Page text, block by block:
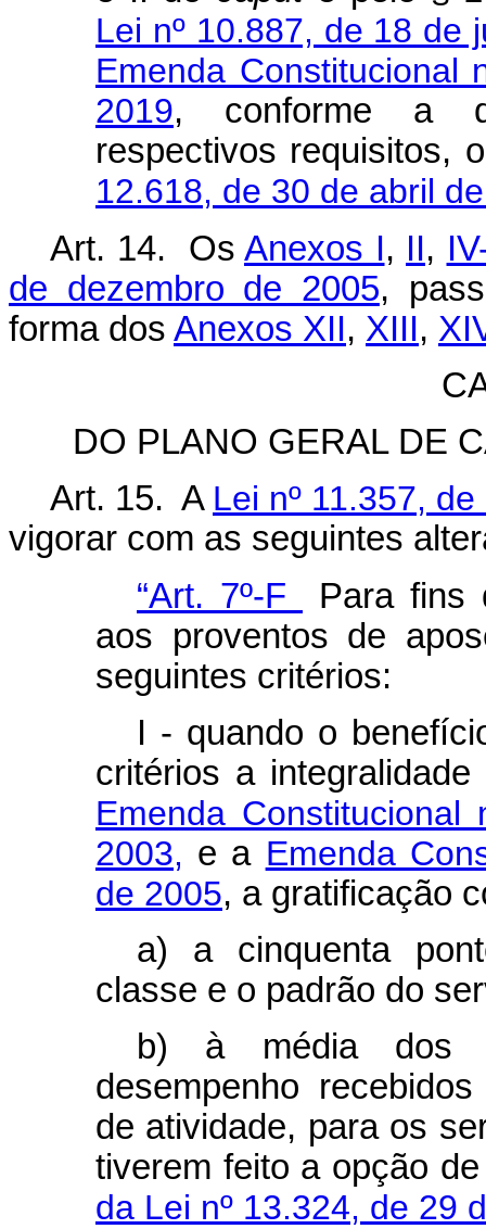
Lei nº 10.887, de 18 de
Emenda Constitucional
2019, conforme a
respectivos requisitos,
12.618, de 30 de abril
Art. 14. Os Anexos I, II,
de dezembro de 2005,
forma dos Anexos XII, XIII,
DO PLANO GERAL DE
Art. 15. A Lei nº 11.357,
vigorar com as seguintes
“Art. 7º-F
Para fins
aos proventos de
seguintes critérios:
I - quando o
critérios a
Emenda
2003, e a Emenda
de 2005, a gratificação
a) a cinquenta
classe e o padrão do
b) à média dos
desempenho
de atividade, para os
tiverem feito a opção
da Lei nº 13.324, de 29